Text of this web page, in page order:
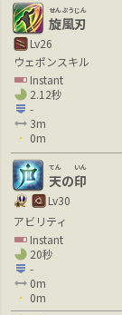
旋風刃
せんぷうじん
Lv26
ウェポンスキル
Instant
2.12秒
-
3m
0m
天
てん
の印
いん
Lv30
アビリティ
Instant
20秒
-
0m
0m